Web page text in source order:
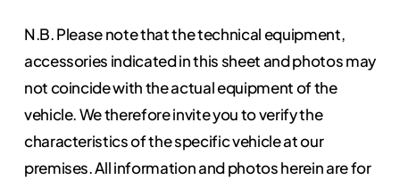
N.B. Please note that the technical equipment,
accessories indicated in this sheet and photos may
not coincide with the actual equipment of the
vehicle. We therefore invite you to verify the
characteristics of the specific vehicle at our
premises. All information and photos herein are for